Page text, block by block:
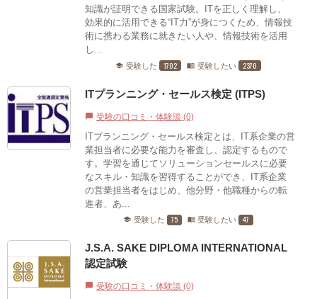
知識が証明できる国家試験。ITを正しく理解し、
効果的に活用できる“IT力”が身につくため、情報技
術に携わる業務に就きたい人や、情報技術を活用
し...
school 受験した 1702 menu_book 受験したい 2370
ITプランニング・セールス検定 (ITPS)
chat_bubble 受験の口コミ・体験談 (0)
ITプランニング・セールス検定とは、IT系企業の営
業担当者に必要な能力を審査し、認定するもので
す。学習を通じてソリューションセールスに必要
なスキル・知識を習得することができ、IT系企業
の営業担当者をはじめ、他分野・他職種からの転
進者、あ...
school 受験した 75 menu_book 受験したい 47
J.S.A. SAKE DIPLOMA INTERNATIONAL
認定試験
chat_bubble 受験の口コミ・体験談 (0)